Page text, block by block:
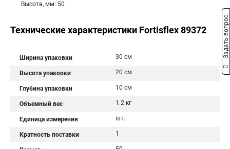
Высота, мм: 50
Технические характеристики Fortisflex 89372
Ширина упаковки 30 см
Высота упаковки 20 см
Глубина упаковки 10 см
Объемный вес 1.2 кг
Единица измерения шт.
Кратность поставки 1
Задать вопрос